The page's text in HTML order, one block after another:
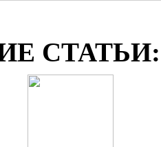
СТАТЬИ: